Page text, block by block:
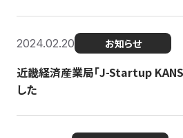
2024.02.20 お知らせ
近畿経済産業局「J-Startup
した